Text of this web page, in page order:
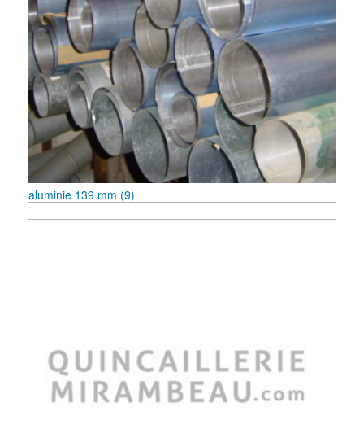
aluminie 139 mm (9)